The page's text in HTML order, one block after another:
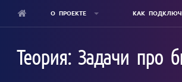
content
О ПРОЕКТЕ КАК
Теория: Задачи про